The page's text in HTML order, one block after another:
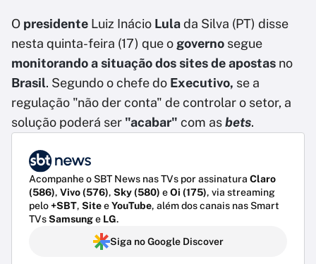
O presidente Luiz Inácio Lulada Silva (PT) disse
nesta quinta-feira (17) que o governo segue
monitorando a situação dos sites de apostas no
Brasil. Segundo o chefe do Executivo, se a
regulação "não der conta" de controlar o setor, a
solução poderá ser "acabar" com asbets.
Acompanhe o SBT News nas TVs por assinatura Claro
(586), Vivo (576), Sky (580) eOi (175), via streaming
pelo+SBT, SiteeYouTube, além dos canais nas Smart
TVsSamsunge LG.
Siga no Google Discover